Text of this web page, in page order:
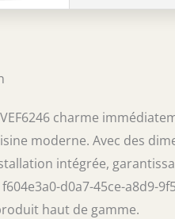
charme
moderne. Avec des
intégrée,
d0a7-45ce-a8d9-
haut de gamme.